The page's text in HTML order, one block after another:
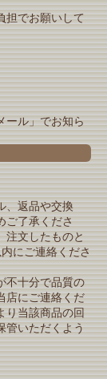
担でお願いして
ール」でお知ら
、返品や交換
ご了承くださ
注文したものと
にご連絡くださ
不十分で品質の
店にご連絡くだ
り当該商品の回
管いただくよう